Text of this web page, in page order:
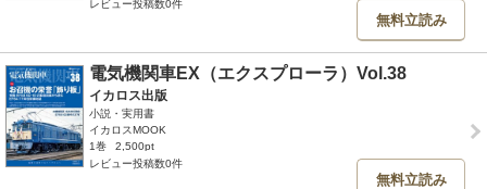
レビュー投稿数0件
無料立読み
電気機関車EX（エクスプローラ）Vol.38
イカロス出版
小説・実用書
イカロスMOOK
1巻
2,500pt
レビュー投稿数0件
無料立読み